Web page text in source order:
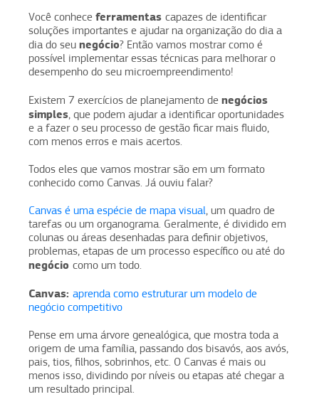
Você conhece ferramentas capazes de identificar
soluções importantes e ajudar na organização do dia a
dia do seu negócio? Então vamos mostrar como é
possível implementar essas técnicas para melhorar o
desempenho do seu microempreendimento!
Existem 7 exercícios de planejamento de negócios
simples, que podem ajudar a identificar oportunidades
e a fazer o seu processo de gestão ficar mais fluido,
com menos erros e mais acertos.
Todos eles que vamos mostrar são em um formato
conhecido como Canvas. Já ouviu falar?
Canvas é uma espécie de mapa visual, um quadro de
tarefas ou um organograma. Geralmente, é dividido em
colunas ou áreas desenhadas para definir objetivos,
problemas, etapas de um processo específico ou até do
negócio como um todo.
Canvas: aprenda como estruturar um modelo de
negócio competitivo
Pense em uma árvore genealógica, que mostra toda a
origem de uma família, passando dos bisavós, aos avós,
pais, tios, filhos, sobrinhos, etc. O Canvas é mais ou
menos isso, dividindo por níveis ou etapas até chegar a
um resultado principal.